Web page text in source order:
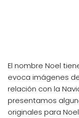
El nombre Noel
evoca imágenes
relación con la
presentamos
originales para